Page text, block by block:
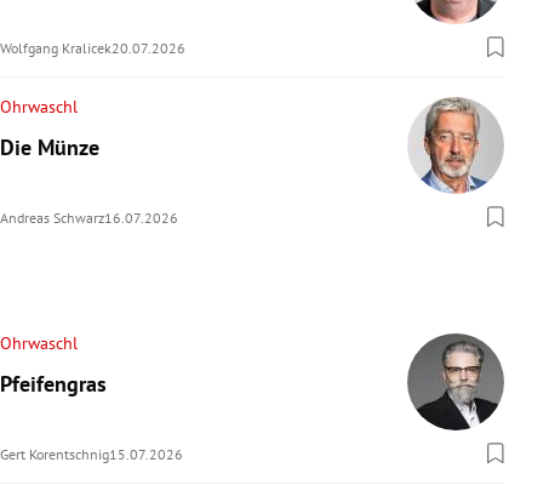
Wolfgang Kralicek20.07.2026
Ohrwaschl
Die Münze
Andreas Schwarz16.07.2026
Ohrwaschl
Pfeifengras
Gert Korentschnig15.07.2026